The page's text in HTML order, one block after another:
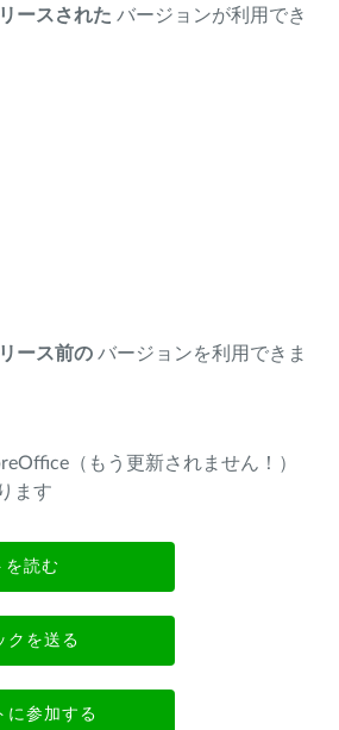
ースされた バージョンが利用でき
ース前の バージョンを利用できま
（もう更新されません！）
ます
を読む
クを送る
に参加する